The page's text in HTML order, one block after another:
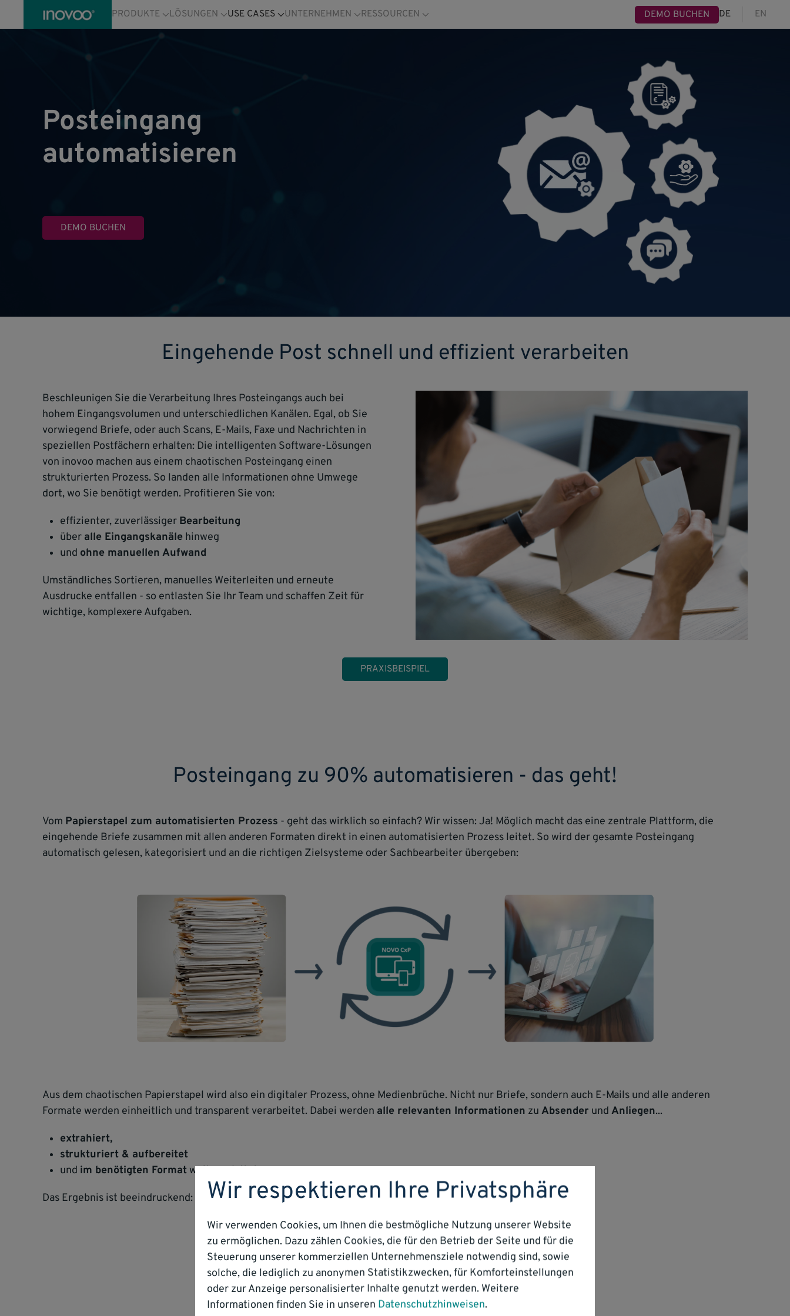
PRODUKTE LÖSUNGEN USE CASES UNTERNEHMEN RESSOURCEN DEMO BUCHEN DE EN
Posteingang
automatisieren
DEMO BUCHEN
Eingehende Post schnell und effizient verarbeiten
Beschleunigen Sie die Verarbeitung Ihres Posteingangs auch bei
hohem Eingangsvolumen und unterschiedlichen Kanälen. Egal, ob Sie
vorwiegend Briefe, oder auch Scans, E-Mails, Faxe und Nachrichten in
speziellen Postfächern erhalten: Die intelligenten Software-Lösungen
von inovoo machen aus einem chaotischen Posteingang einen
strukturierten Prozess. So landen alle Informationen ohne Umwege
dort, wo Sie benötigt werden. Profitieren Sie von:
effizienter, zuverlässiger Bearbeitung
über alle Eingangskanäle hinweg
und ohne manuellen Aufwand
Umständliches Sortieren, manuelles Weiterleiten und erneute
Ausdrucke entfallen - so entlasten Sie Ihr Team und schaffen Zeit für
wichtige, komplexere Aufgaben.
PRAXISBEISPIEL
Posteingang zu 90% automatisieren - das geht!
Vom Papierstapel zum automatisierten Prozess - geht das wirklich so einfach? Wir wissen: Ja! Möglich macht das eine zentrale Plattform, die
eingehende Briefe zusammen mit allen anderen Formaten direkt in einen automatisierten Prozess leitet. So wird der gesamte Posteingang
automatisch gelesen, kategorisiert und an die richtigen Zielsysteme oder Sachbearbeiter übergeben:
Aus dem chaotischen Papierstapel wird also ein digitaler Prozess, ohne Medienbrüche. Nicht nur Briefe, sondern auch E-Mails und alle anderen
Formate werden einheitlich und transparent verarbeitet. Dabei werden alle relevanten Informationen zu Absender und Anliegen...
extrahiert,
strukturiert & aufbereitet
und im benötigten Format weitergeleitet.
Das Ergebnis ist beeindruckend: der Posteingang läuft zu über 90% automatisiert.
MEHR ERFAHREN
Wir respektieren Ihre Privatsphäre
Wir verwenden Cookies, um Ihnen die bestmögliche Nutzung unserer Website
zu ermöglichen. Dazu zählen Cookies, die für den Betrieb der Seite und für die
Steuerung unserer kommerziellen Unternehmensziele notwendig sind, sowie
solche, die lediglich zu anonymen Statistikzwecken, für Komforteinstellungen
oder zur Anzeige personalisierter Inhalte genutzt werden. Weitere
Informationen finden Sie in unseren Datenschutzhinweisen.